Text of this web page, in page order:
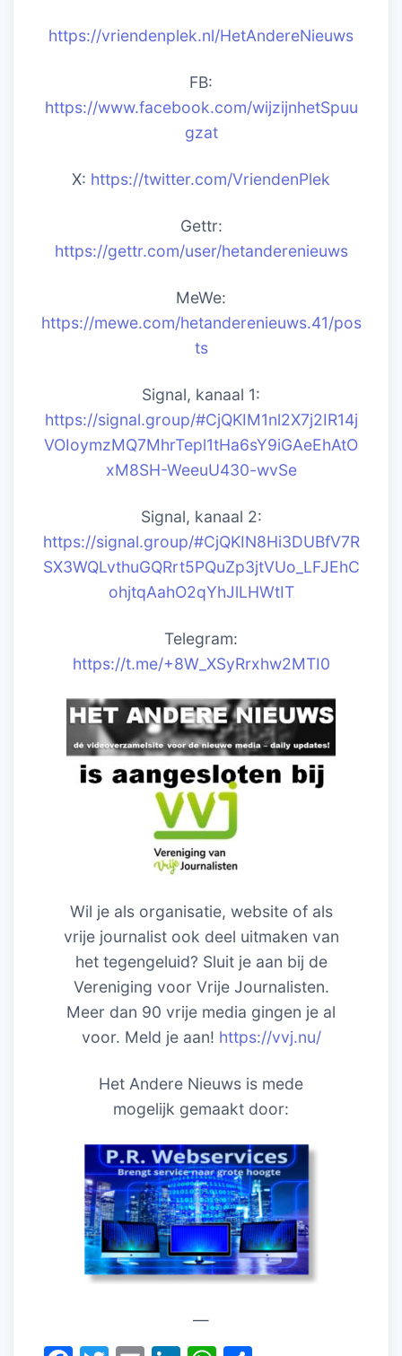
https://vriendenplek.nl/HetAndereNieuws
FB:
https://www.facebook.com/wijzijnhetSpuu
gzat
X: https://twitter.com/VriendenPlek
Gettr:
https://gettr.com/user/hetanderenieuws
MeWe:
https://mewe.com/hetanderenieuws.41/pos
ts
Signal, kanaal 1:
https://signal.group/#CjQKIM1nl2X7j2IR14j
VOIoymzMQ7MhrTepl1tHa6sY9iGAeEhAtO
xM8SH-WeeuU430-wvSe
Signal, kanaal 2:
https://signal.group/#CjQKIN8Hi3DUBfV7R
SX3WQLvthuGQRrt5PQuZp3jtVUo_LFJEhC
ohjtqAahO2qYhJlLHWtIT
Telegram:
https://t.me/+8W_XSyRrxhw2MTI0
Wil je als organisatie, website of als
vrije journalist ook deel uitmaken van
het tegengeluid? Sluit je aan bij de
Vereniging voor Vrije Journalisten.
Meer dan 90 vrije media gingen je al
voor. Meld je aan! https://vvj.nu/
Het Andere Nieuws is mede
mogelijk gemaakt door:
—